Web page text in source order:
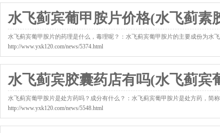
水飞蓟宾葡甲胺片价格(水飞蓟素
水飞蓟宾葡甲胺片的药理是什么，毒理呢？：水飞蓟宾葡甲胺片的主要成份为
http://www.yxk120.com/news/5374.html
水飞蓟宾胶囊药店有吗(水飞蓟宾
水飞蓟宾葡甲胺片是处方药吗？成分有什么？：水飞蓟宾葡甲胺片是处方药，简
http://www.yxk120.com/news/5548.html